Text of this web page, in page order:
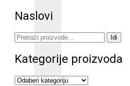
Naslovi
Pretraži: Idi
Kategorije proizvoda